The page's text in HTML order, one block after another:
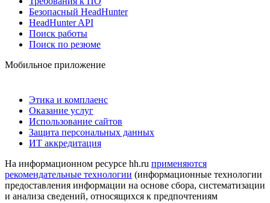
Безопасный HeadHunter
HeadHunter API
Поиск работы
Поиск по резюме
Мобильное приложение
Этика и комплаенс
Оказание услуг
Использование сайтов
Защита персональных данных
ИТ аккредитация
На информационном ресурсе hh.ru применяются
рекомендательные технологии (информационные технологии
предоставления информации на основе сбора, систематизации
и анализа сведений, относящихся к предпочтениям